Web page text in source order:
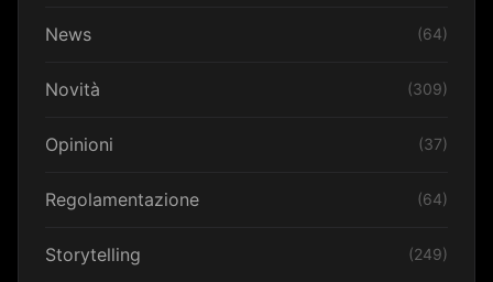
News (64)
Novità (309)
Opinioni (37)
Regolamentazione (64)
Storytelling (249)